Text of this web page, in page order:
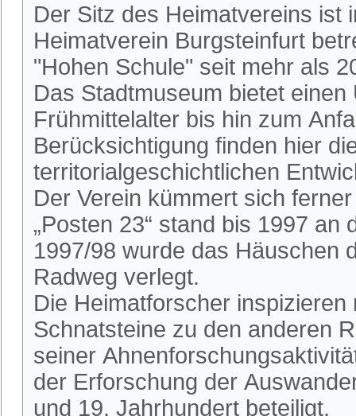
Der Sitz des Heimatvereins ist
Heimatverein Burgsteinfurt
"Hohen Schule" seit mehr als
Das Stadtmuseum bietet
Frühmittelalter bis hin zum
Berücksichtigung finden hier
territorialgeschichtlichen
Der Verein kümmert sich
„Posten 23“ stand bis 1997
1997/98 wurde das Häuschen
Radweg verlegt.
Die Heimatforscher
Schnatsteine zu den anderen
seiner
der Erforschung der
und 19. Jahrhundert beteiligt.